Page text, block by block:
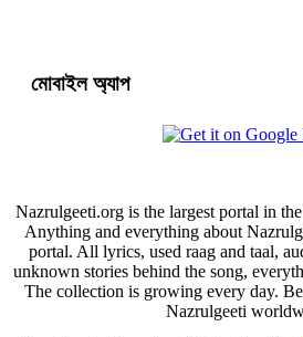
মোবাইল অ্যাপ
Nazrulgeeti.org is the largest portal in
Anything and everything about
portal. All lyrics, used raag and taal,
unknown stories behind the song,
The collection is growing every day.
Nazrulgeeti